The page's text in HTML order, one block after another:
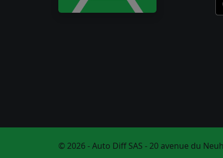
© 2026 - Auto Diff SAS - 20 avenue du